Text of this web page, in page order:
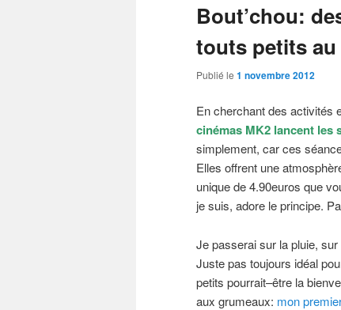
Bout’chou:
touts petits au
Publié le 1 novembre 2012
En cherchant des activités
cinémas MK2 lancent les
simplement, car ces
Elles offrent une
unique de 4.90euros que
je suis, adore le principe.
Je passerai sur la pluie,
Juste pas toujours idéal
petits pourrait–être la
aux grumeaux: mon